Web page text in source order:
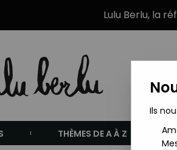
Lulu Berlu, la
THÈMES DE A À Z
Ils